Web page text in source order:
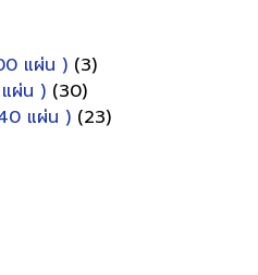
แผ่น ) (3)
ผ่น ) (30)
แผ่น ) (23)